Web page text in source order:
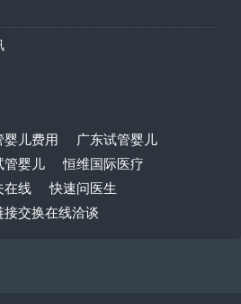
婴儿费用
广东试管婴儿
管婴儿
恒维国际医疗
在线
快速问医生
接交换在线洽谈